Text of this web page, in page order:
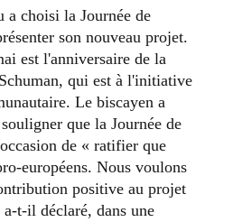
son nouveau projet.
est l'anniversaire de la
qui est à l'initiative
Le biscayen a
que la Journée de
de « ratifier que
européens. Nous voulons
positive au projet
t-il déclaré, dans une